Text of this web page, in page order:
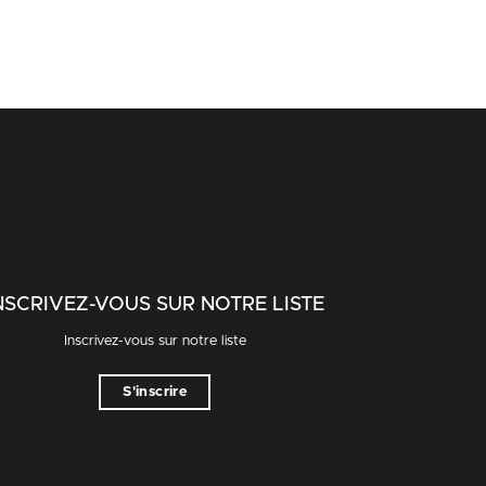
VOUS SUR NOTRE LISTE
Inscrivez-vous sur notre liste
S'inscrire